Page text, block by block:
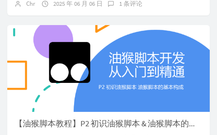
Chr 2025 年 06 月 06 日 1 条评论
【油猴脚本教程】P2 初识油猴脚本 & 油猴脚本的基本构成